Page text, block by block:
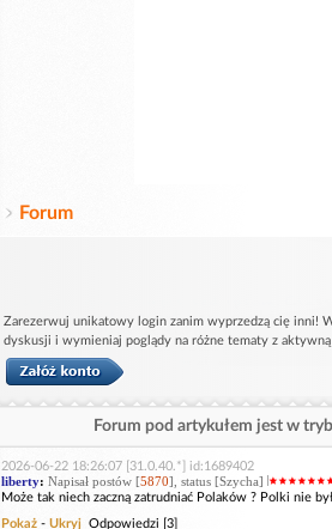
Forum
Zarezerwuj unikatowy login zanim wyprzedzą cię inni!
dyskusji i wymieniaj poglądy na różne tematy z aktywną
Forum pod artykułem jest w
2026-06-22 18:26:07 [31.0.40.*] id:1689402
liberty: Napisał postów [5870], status [Szycha]
Może tak niech zaczną zatrudniać Polaków ? Polki nie
Pokaż - Ukryj Odpowiedzi [3]